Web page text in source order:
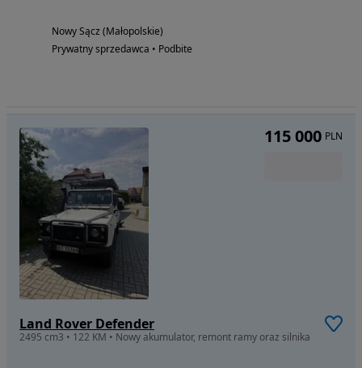
Nowy Sącz (Małopolskie)
Prywatny sprzedawca • Podbite
Land Rover Defender
2495 cm3 • 122 KM • Nowy akumulator, remont ramy oraz silnika
115 000 PLN